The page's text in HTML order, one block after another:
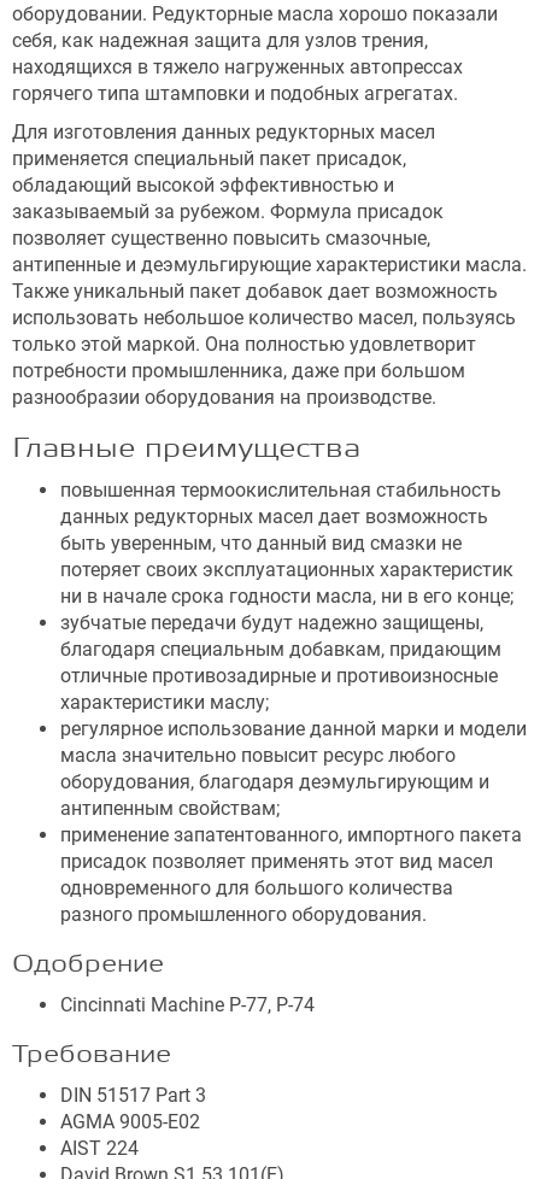
оборудовании. Редукторные масла хорошо показали
себя, как надежная защита для узлов трения,
находящихся в тяжело нагруженных автопрессах
горячего типа штамповки и подобных агрегатах.
Для изготовления данных редукторных масел
применяется специальный пакет присадок,
обладающий высокой эффективностью и
заказываемый за рубежом. Формула присадок
позволяет существенно повысить смазочные,
антипенные и деэмульгирующие характеристики масла.
Также уникальный пакет добавок дает возможность
использовать небольшое количество масел, пользуясь
только этой маркой. Она полностью удовлетворит
потребности промышленника, даже при большом
разнообразии оборудования на производстве.
Главные преимущества
повышенная термоокислительная стабильность
данных редукторных масел дает возможность
быть уверенным, что данный вид смазки не
потеряет своих эксплуатационных характеристик
ни в начале срока годности масла, ни в его конце;
зубчатые передачи будут надежно защищены,
благодаря специальным добавкам, придающим
отличные противозадирные и противоизносные
характеристики маслу;
регулярное использование данной марки и модели
масла значительно повысит ресурс любого
оборудования, благодаря деэмульгирующим и
антипенным свойствам;
применение запатентованного, импортного пакета
присадок позволяет применять этот вид масел
одновременного для большого количества
разного промышленного оборудования.
Одобрение
Cincinnati Machine P-77, P-74
Требование
DIN 51517 Part 3
AGMA 9005-E02
AIST 224